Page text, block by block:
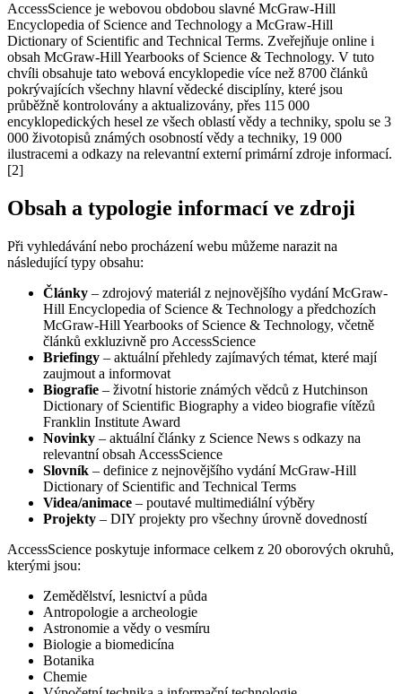
AccessScience je webovou obdobou slavné McGraw-Hill
Encyclopedia of Science and Technology a McGraw-Hill
Dictionary of Scientific and Technical Terms. Zveřejňuje online i
obsah McGraw-Hill Yearbooks of Science & Technology. V tuto
chvíli obsahuje tato webová encyklopedie více než 8700 článků
pokrývajících všechny hlavní vědecké disciplíny, které jsou
průběžně kontrolovány a aktualizovány, přes 115 000
encyklopedických hesel ze všech oblastí vědy a techniky, spolu se 3
000 životopisů známých osobností vědy a techniky, 19 000
ilustracemi a odkazy na relevantní externí primární zdroje informací.
[2]
Obsah a typologie informací ve zdroji
Při vyhledávání nebo procházení webu můžeme narazit na
následující typy obsahu:
Články – zdrojový materiál z nejnovějšího vydání McGraw-
Hill Encyclopedia of Science & Technology a předchozích
McGraw-Hill Yearbooks of Science & Technology, včetně
článků exkluzivně pro AccessScience
Briefingy – aktuální přehledy zajímavých témat, které mají
zaujmout a informovat
Biografie – životní historie známých vědců z Hutchinson
Dictionary of Scientific Biography a video biografie vítězů
Franklin Institute Award
Novinky – aktuální články z Science News s odkazy na
relevantní obsah AccessScience
Slovník – definice z nejnovějšího vydání McGraw-Hill
Dictionary of Scientific and Technical Terms
Videa/animace – poutavé multimediální výběry
Projekty – DIY projekty pro všechny úrovně dovedností
AccessScience poskytuje informace celkem z 20 oborových okruhů,
kterými jsou:
Zemědělství, lesnictví a půda
Antropologie a archeologie
Astronomie a vědy o vesmíru
Biologie a biomedicína
Botanika
Chemie